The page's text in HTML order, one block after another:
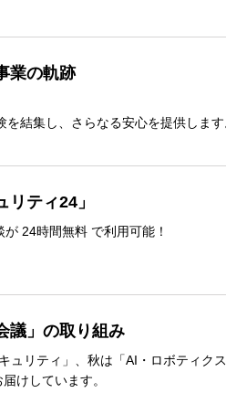
業の軌跡
結集し、さらなる安心を提供します
ティ24」
24時間無料 で利用可能！
議」の取り組み
ュリティ」、秋は「AI・ロボティク
けしています。